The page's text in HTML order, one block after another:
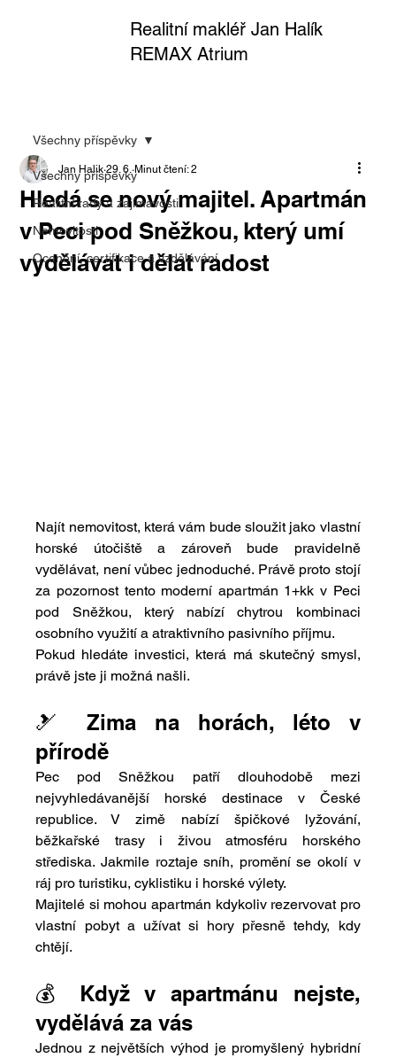
Realitní makléř Jan Halík
REMAX Atrium
Všechny příspěvky
Realitní rady a zajímavosti
Nemovitosti
Ocenění, certifikace a vzdělávání
Všechny příspěvky
Hledá se nový majitel. Apartmán
v Peci pod Sněžkou, který umí
vydělávat i dělat radost
Jan Halik 29. 6. Minut čtení: 2
Najít nemovitost, která vám bude sloužit jako vlastní
horské útočiště a zároveň bude pravidelně
vydělávat, není vůbec jednoduché. Právě proto stojí
za pozornost tento moderní apartmán 1+kk v Peci
pod Sněžkou, který nabízí chytrou kombinaci
osobního využití a atraktivního pasivního příjmu.
Pokud hledáte investici, která má skutečný smysl,
právě jste ji možná našli.
🎿 Zima na horách, léto v
přírodě
Pec pod Sněžkou patří dlouhodobě mezi
nejvyhledávanější horské destinace v České
republice. V zimě nabízí špičkové lyžování,
běžkařské trasy i živou atmosféru horského
střediska. Jakmile roztaje sníh, promění se okolí v
ráj pro turistiku, cyklistiku i horské výlety.
Majitelé si mohou apartmán kdykoliv rezervovat pro
vlastní pobyt a užívat si hory přesně tehdy, kdy
chtějí.
💰 Když v apartmánu nejste,
vydělává za vás
Jednou z největších výhod je promyšlený hybridní